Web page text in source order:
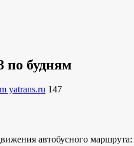
по будням
yatrans.ru 147
автобусного маршрута: